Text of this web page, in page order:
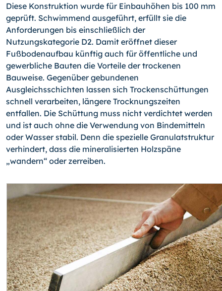
Diese Konstruktion wurde für Einbauhöhen bis 100 mm
geprüft. Schwimmend ausgeführt, erfüllt sie die
Anforderungen bis einschließlich der
Nutzungskategorie D2. Damit eröffnet dieser
Fußbodenaufbau künftig auch für öffentliche und
gewerbliche Bauten die Vorteile der trockenen
Bauweise. Gegenüber gebundenen
Ausgleichsschichten lassen sich Trockenschüttungen
schnell verarbeiten, längere Trocknungszeiten
entfallen. Die Schüttung muss nicht verdichtet werden
und ist auch ohne die Verwendung von Bindemitteln
oder Wasser stabil. Denn die spezielle Granulatstruktur
verhindert, dass die mineralisierten Holzspäne
„wandern“ oder zerreiben.